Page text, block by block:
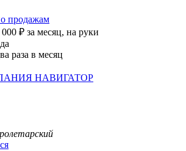
продажам
000 ₽ за месяц, на руки
раза в месяц
НАВИГАТОР